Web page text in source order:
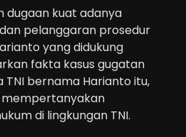
dugaan kuat adanya
pelanggaran prosedur
yang didukung
fakta kasus gugatan
bernama Harianto itu,
di lingkungan TNI.